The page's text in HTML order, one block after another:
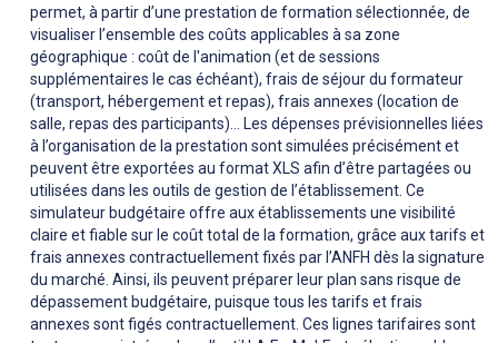
permet, à partir d’une prestation de formation sélectionnée, de
visualiser l’ensemble des coûts applicables à sa zone
géographique : coût de l'animation (et de sessions
supplémentaires le cas échéant), frais de séjour du formateur
(transport, hébergement et repas), frais annexes (location de
salle, repas des participants)... Les dépenses prévisionnelles liées
à l’organisation de la prestation sont simulées précisément et
peuvent être exportées au format XLS afin d’être partagées ou
utilisées dans les outils de gestion de l’établissement. Ce
simulateur budgétaire offre aux établissements une visibilité
claire et fiable sur le coût total de la formation, grâce aux tarifs et
frais annexes contractuellement fixés par l’ANFH dès la signature
du marché. Ainsi, ils peuvent préparer leur plan sans risque de
dépassement budgétaire, puisque tous les tarifs et frais
annexes sont figés contractuellement. Ces lignes tarifaires sont